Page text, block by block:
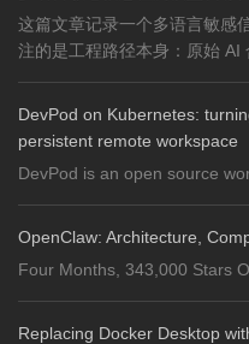
这篇文章记录一个多语言敏感
注的是工程路径本身：原始 AI
DevPod on Kubernetes:
persistent remote workspace
DevPod is an open source
OpenClaw: Architecture,
Four Months, 343,000 Stars
Replacing Docker Desktop